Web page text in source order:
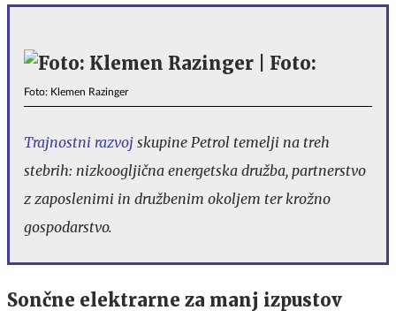
Foto: Klemen Razinger
Trajnostni razvoj skupine Petrol temelji na treh
stebrih: nizkoogljična energetska družba, partnerstvo
z zaposlenimi in družbenim okoljem ter krožno
gospodarstvo.
Sončne elektrarne za manj izpustov